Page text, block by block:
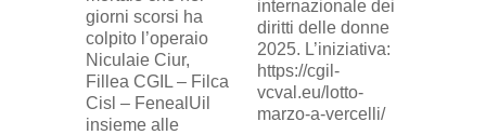
giorni scorsi ha
colpito l’operaio
Niculaie Ciur,
Fillea CGIL – Filca
Cisl – FenealUil
insieme alle
internazionale dei
diritti delle donne
2025. L’iniziativa:
https://cgil-
vcval.eu/lotto-
marzo-a-vercelli/